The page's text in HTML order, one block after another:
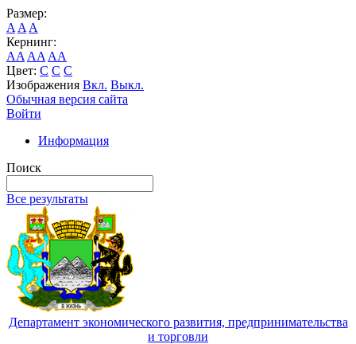
Размер:
A A A
Кернинг:
AA AA AA
Цвет: C C C
Изображения Вкл. Выкл.
Обычная версия сайта
Войти
Информация
Поиск
Все результаты
Департамент экономического развития, предпринимательства
и торговли